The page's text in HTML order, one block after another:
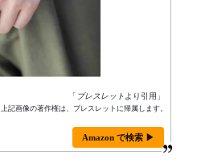
「 ブレスレット より引用」
上記画像の著作権は、ブレスレットに帰属します。
Amazon で検索 ▶